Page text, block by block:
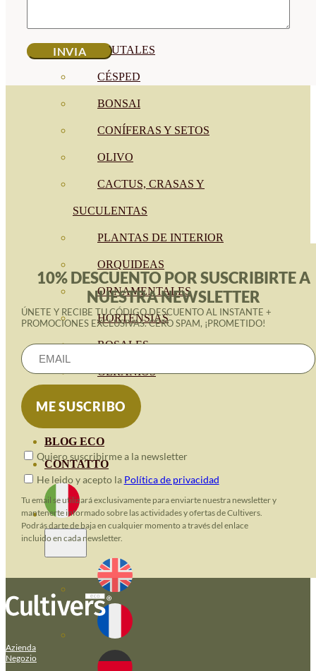
FRUTALES
CÉSPED
BONSAI
CONÍFERAS Y SETOS
OLIVO
CACTUS, CRASAS Y
SUCULENTAS
PLANTAS DE INTERIOR
ORQUIDEAS
ORNAMENTALES
HORTENSIAS
ROSALES
GERANIOS
BLOG ECO
CONTATTO
10% DESCUENTO POR SUSCRIBIRTE A
NUESTRA NEWSLETTER
ÚNETE Y RECIBE TU CÓDIGO DESCUENTO AL INSTANTE +
PROMOCIONES EXCLUSIVAS. CERO SPAM, ¡PROMETIDO!
Quiero suscribirme a la newsletter
He leido y acepto la Política de privacidad
Tu email se utilizará exclusivamente para enviarte nuestra newsletter y
mantenerte informado sobre las actividades y ofertas de Cultivers.
Podrás darte de baja en cualquier momento a través del enlace
incluido en cada newsletter.
Azienda
Negozio